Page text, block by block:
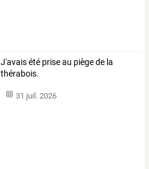
J'avais été prise au piège de la
thérabois.
31 juil. 2026